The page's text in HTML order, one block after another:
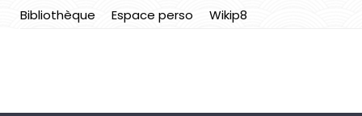
Bibliothèque Espace perso Wikip8